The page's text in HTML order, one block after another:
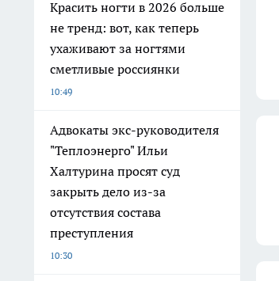
Красить ногти в 2026 больше
не тренд: вот, как теперь
ухаживают за ногтями
сметливые россиянки
10:49
Адвокаты экс-руководителя
"Теплоэнерго" Ильи
Халтурина просят суд
закрыть дело из-за
отсутствия состава
преступления
10:30